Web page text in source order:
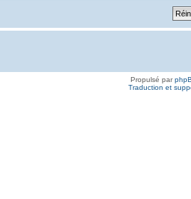
Propulsé par
Traduction et